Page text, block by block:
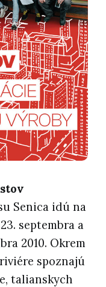
Senica idú na
septembra a
2010. Okrem
spoznajú
talianskych